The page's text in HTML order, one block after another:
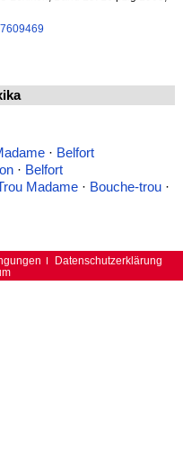
· Belfort
· Belfort
Madame· Bouche-trou·
Datenschutzerklärung